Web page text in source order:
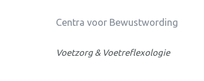
Centra voor Bewustwording
Voetzorg & Voetreflexologie